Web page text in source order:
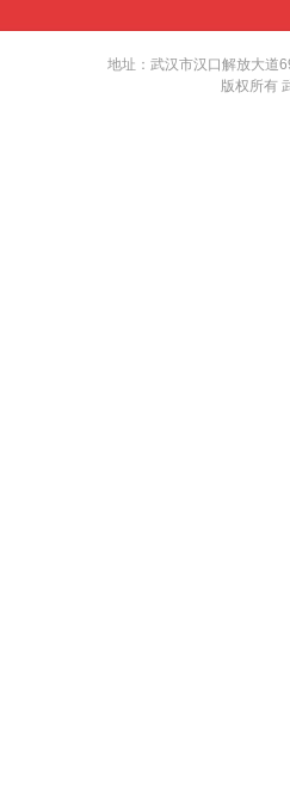
地址：武汉市汉口解放大
版权所有